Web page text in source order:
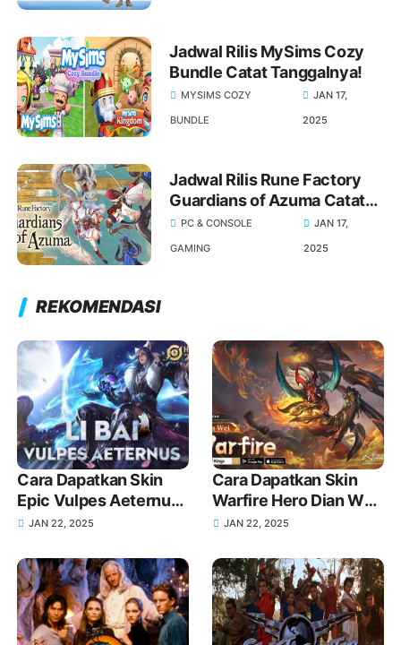
Jadwal Rilis MySims Cozy
Bundle Catat Tanggalnya!
MYSIMS COZY
BUNDLE
JAN 17,
2025
Jadwal Rilis Rune Factory
Guardians of Azuma Catat
Tanggalnya!
PC & CONSOLE
GAMING
JAN 17,
2025
REKOMENDASI
Cara Dapatkan Skin
Epic Vulpes Aeternus
Hero Li Bai di Honor of
JAN 22, 2025
Cara Dapatkan Skin
Warfire Hero Dian Wei
di Honor of Kings
JAN 22, 2025